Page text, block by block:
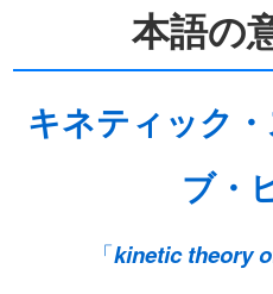
本語の
キネティック
ブ・
「kinetic theory